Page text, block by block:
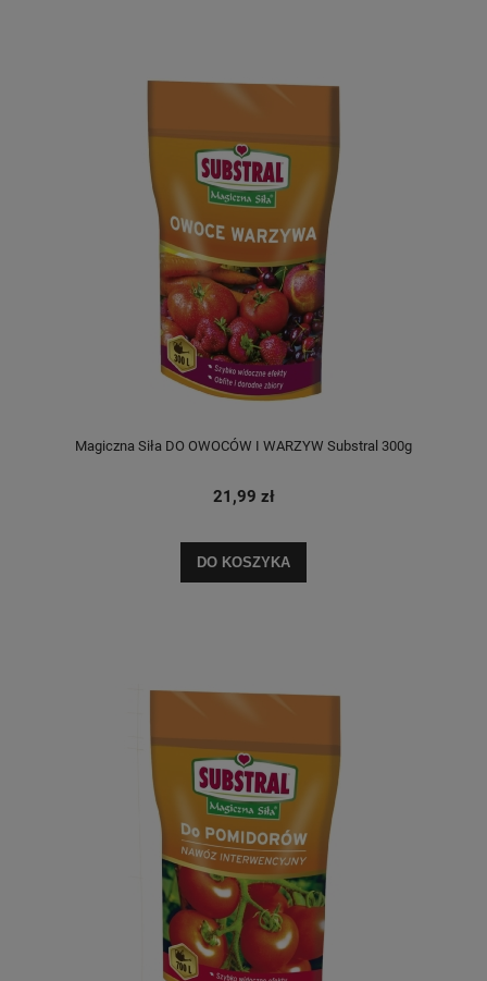
Magiczna Siła DO OWOCÓW I WARZYW Substral 300g
21,99 zł
DO KOSZYKA